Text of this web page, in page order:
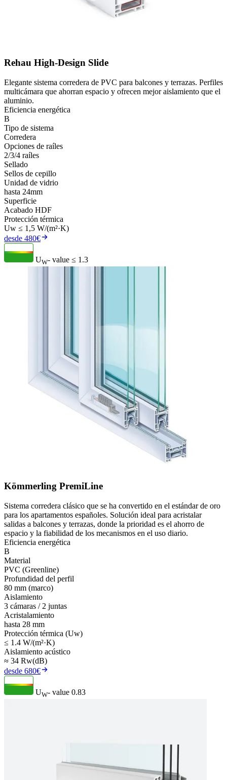
Rehau High-Design Slide
Elegante sistema corredera de PVC para balcones y terrazas. Perfiles
multicámara que ahorran espacio y ofrecen mejor aislamiento que el
aluminio.
Eficiencia energética
B
Tipo de sistema
Corredera
Opciones de raíles
2/3/4 raíles
Sellado
Sellos de cepillo
Unidad de vidrio
hasta 24mm
Superficie
Acabado HDF
Protección térmica
Uw ≤ 1,5 W/(m²·K)
desde 480€
UW- value ≤ 1.3
Kömmerling PremiLine
Sistema corredera clásico que se ha convertido en el estándar de oro
para los apartamentos españoles. Solución ideal para acristalar
salidas a balcones y terrazas, donde la prioridad es el ahorro de
espacio y la fiabilidad de los mecanismos en el uso diario.
Eficiencia energética
B
Material
PVC (Greenline)
Profundidad del perfil
80 mm (marco)
Aislamiento
3 cámaras / 2 juntas
Acristalamiento
hasta 28 mm
Protección térmica (Uw)
≤ 1.4 W/(m²·K)
Aislamiento acústico
≈ 34 Rw(dB)
desde 680€
UW- value 0.83